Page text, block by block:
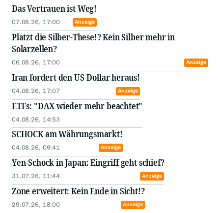
Das Vertrauen ist Weg!
07.08.26, 17:00 Anzeige
Platzt die Silber-These!? Kein Silber mehr in
Solarzellen?
06.08.26, 17:00 Anzeige
Iran fordert den US-Dollar heraus!
04.08.26, 17:07 Anzeige
ETFs: "DAX wieder mehr beachtet"
04.08.26, 14:53
SCHOCK am Währungsmarkt!
04.08.26, 09:41 Anzeige
Yen-Schock in Japan: Eingriff geht schief?
31.07.26, 11:44 Anzeige
Zone erweitert: Kein Ende in Sicht!?
29.07.26, 18:00 Anzeige